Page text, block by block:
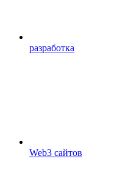
разработка
Web3 сайтов